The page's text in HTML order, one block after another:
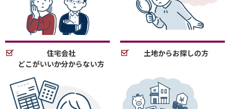
住宅会社
どこがいいか分からない方
土地からお探しの方